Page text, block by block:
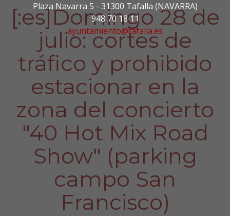
Plaza Navarra 5 - 31300 Tafalla (NAVARRA)
948 70 18 11
ayuntamiento@tafalla.es
[:es]Domingo 28 de
julio: cortes de
tráfico y prohibido
estacionar en la
zona del concierto
"40 Hot Mix Road
Show" (parking
campo San
Francisco)